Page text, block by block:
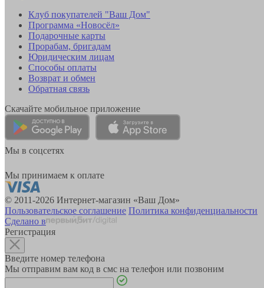
Клуб покупателей "Ваш Дом"
Программа «Новосёл»
Подарочные карты
Прорабам, бригадам
Юридическим лицам
Способы оплаты
Возврат и обмен
Обратная связь
Скачайте мобильное приложение
Мы в соцсетях
Мы принимаем к оплате
© 2011-2026 Интернет-магазин «Ваш Дом»
Пользовательское соглашение Политика конфиденциальности
Сделано в
Регистрация
Введите номер телефона
Мы отправим вам код в смс на телефон или позвоним